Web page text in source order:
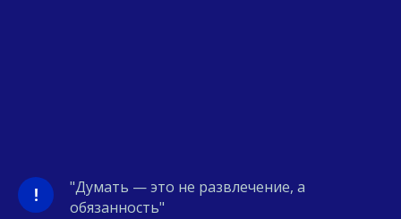
!
"Думать — это не развлечение, а
обязанность"